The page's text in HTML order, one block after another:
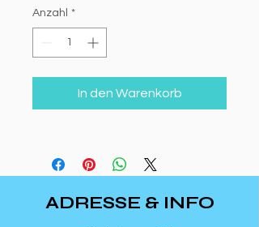
Anzahl *
In den Warenkorb
ADRESSE & INFO